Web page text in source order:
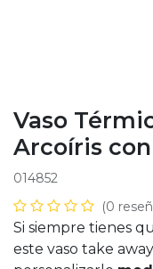
Vaso
Arcoíris
014852
(0
Si siempre tienes
este vaso take